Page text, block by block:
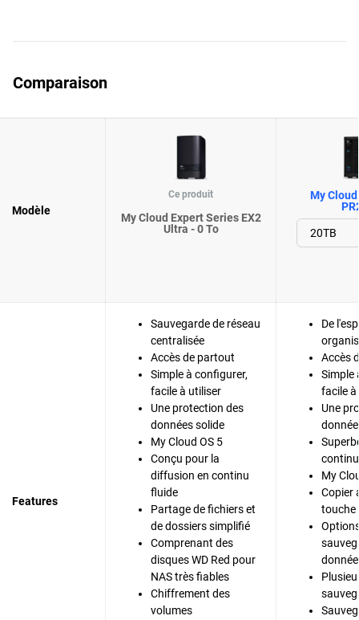
Comparaison
Modèle
Ce produit
My Cloud Expert Series EX2
Ultra - 0 To
My
Features
Sauvegarde de réseau
centralisée
Accès de partout
Simple à configurer,
facile à utiliser
Une protection des
données solide
My Cloud OS 5
Conçu pour la
diffusion en continu
fluide
Partage de fichiers et
de dossiers simplifié
Comprenant des
disques WD Red pour
NAS très fiables
Chiffrement des
volumes
De
Accès
Simple
facile
Une
continu
My
Copier
touche